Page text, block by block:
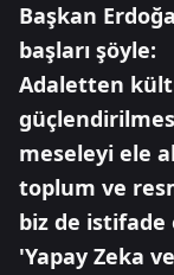
Başkan
başları şöyle:
Adaletten
meseleyi ele
toplum ve
biz de
'Yapay Zeka